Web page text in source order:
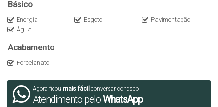
Documentação 100% ok. Aceita financiamento bancário.
A disponibilidade, valores e condições poderão sofrer alterações
sem aviso prévio.
Nos reservamos ao direito de corrigir possíveis erros de
Entre em contato para solicitar as plantas e para mais
informações.
Básico
Energia Esgoto
Pavimentação
Água
Acabamento
Porcelanato
Agora ficou mais fácil conversar conosco
Atendimento peloWhatsApp